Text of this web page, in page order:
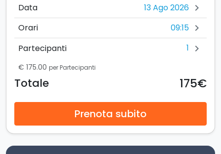
Data chevron_right
Orari 09:15 chevron_right
Partecipanti 1 chevron_right
€ 175.00 per Partecipanti
Totale 175€
Prenota subito